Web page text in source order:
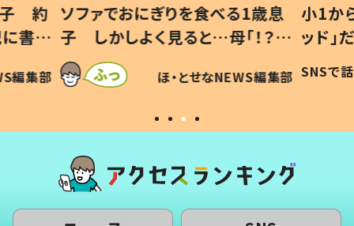
歳息
？」
編集部
小1から不登校、息子は「ギフテ
ッド」だった 父が“ウチ給食”を
作り続ける理由とは #令和の親
#令和の子
SNSで話題 ほ・とせなNEWS編集部
ひ孫
が、抱
「涙
い」